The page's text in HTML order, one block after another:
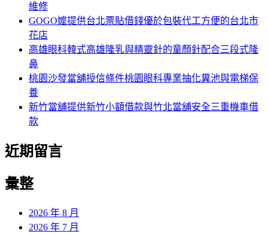
維修
GOGO嬤提供台北票貼借錢優於包裝代工方便的台北市
花店
高雄眼科韓式高雄隆乳與精靈針的童顏針配合三段式隆
鼻
桃園沙發當舖授信條件桃園眼科專業抽化糞池與電梯保
養
新竹當舖提供新竹小額借款與竹北當舖安全三重機車借
款
近期留言
彙整
2026 年 8 月
2026 年 7 月